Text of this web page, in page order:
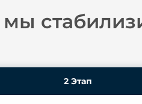
мы
2 Этап